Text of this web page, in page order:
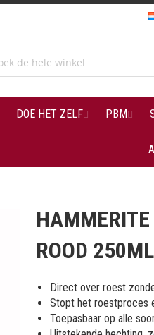
DOE HET ZELF PBM
ROOD 250ML
Direct over roest
Stopt het roestproces
Toepasbaar op alle